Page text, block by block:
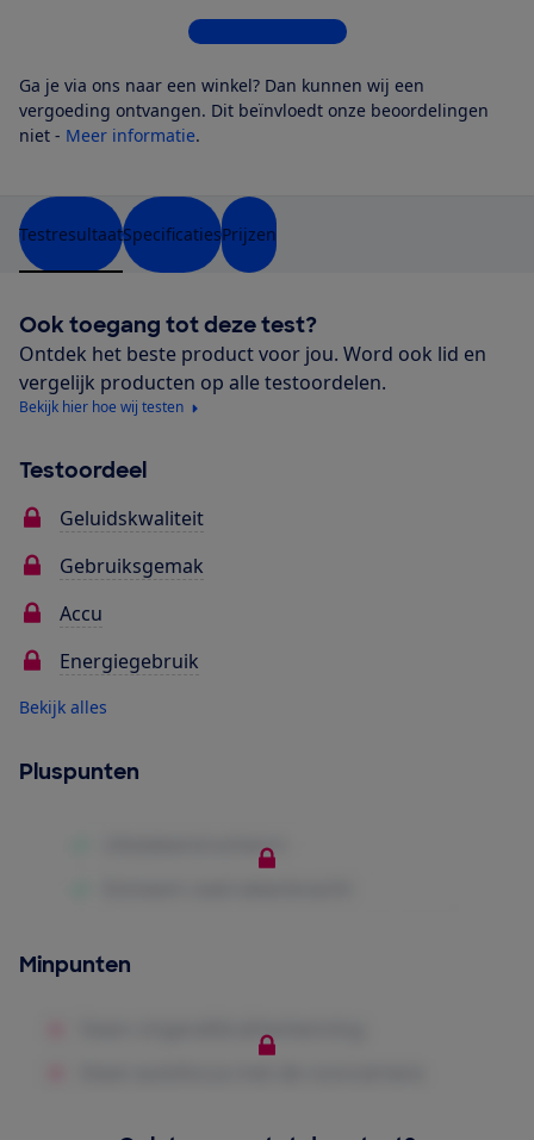
Bekijk alle 8 winkels
Ga je via ons naar een winkel? Dan kunnen wij een
vergoeding ontvangen. Dit beïnvloedt onze beoordelingen
niet - Meer informatie.
TestresultaatSpecificatiesPrijzen
Ook toegang tot deze test?
Ontdek het beste product voor jou. Word ook lid en
vergelijk producten op alle testoordelen.
Bekijk hier hoe wij testen
Testoordeel
Geluidskwaliteit
Gebruiksgemak
Accu
Energiegebruik
Bekijk alles
Pluspunten
Minpunten